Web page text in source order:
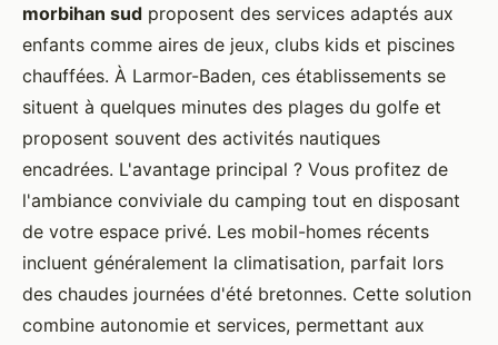
morbihan sud proposent des services adaptés aux
enfants comme aires de jeux, clubs kids et piscines
chauffées. À Larmor-Baden, ces établissements se
situent à quelques minutes des plages du golfe et
proposent souvent des activités nautiques
encadrées. L'avantage principal ? Vous profitez de
l'ambiance conviviale du camping tout en disposant
de votre espace privé. Les mobil-homes récents
incluent généralement la climatisation, parfait lors
des chaudes journées d'été bretonnes. Cette solution
combine autonomie et services, permettant aux